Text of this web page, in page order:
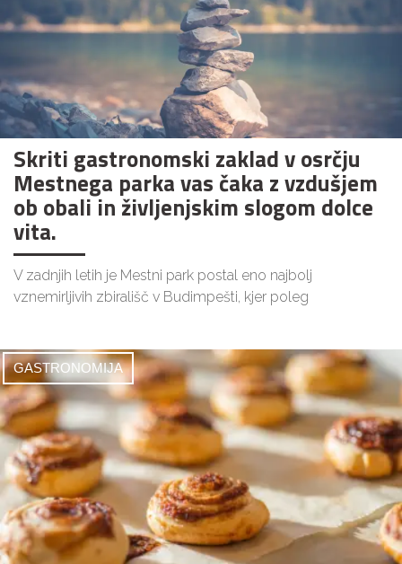
Skriti gastronomski zaklad v osrčju
Mestnega parka vas čaka z vzdušjem
ob obali in življenjskim slogom dolce
vita.
V zadnjih letih je Mestni park postal eno najbolj
vznemirljivih zbirališč v Budimpešti, kjer poleg
GASTRONOMIJA